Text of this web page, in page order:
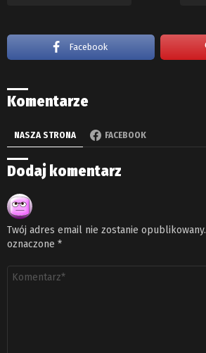
Facebook
Komentarze
NASZA STRONA FACEBOOK
Dodaj komentarz
Twój adres email nie zostanie opublikowany.
oznaczone *
Komentarz